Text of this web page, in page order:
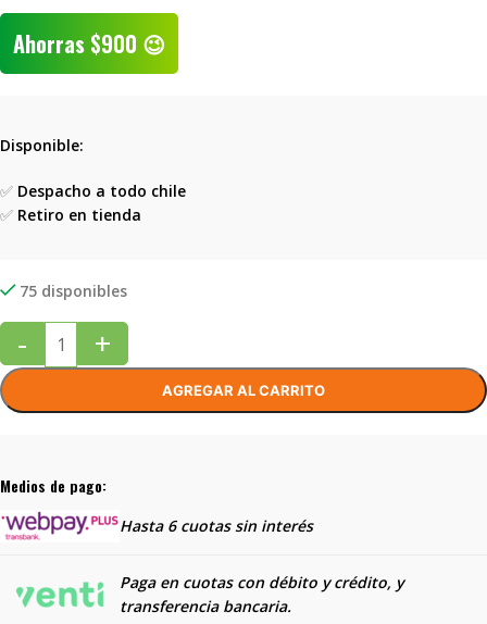
Ahorras $900 😉
Disponible:
✅ Despacho a todo chile
✅ Retiro en tienda
75 disponibles
- +
AGREGAR AL CARRITO
Medios de pago:
Hasta 6 cuotas sin interés
Paga en cuotas con débito y crédito, y
transferencia bancaria.